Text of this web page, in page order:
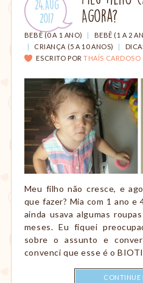
amamentação,
Montessori,
viagem
etc.
Publicado
em:
24.Aug
.
2017
Agora?
CATEGORIAS:
BEBÊ (0 A 1 ANO) BEBÊ (1 A 2
CRIANÇA (5 A 10 ANOS)
ESCRITO POR THAÍS CARDOSO
Meu filho não cresce, e
que fazer? Mia com 1 ano e
ainda usava algumas
meses. Eu fiquei
sobre o assunto e
convenci que esse é o
CONTINUE